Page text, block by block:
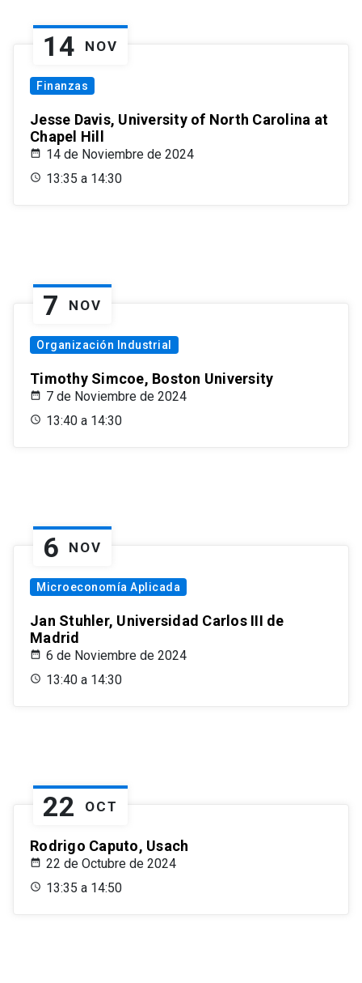
14 NOV
Finanzas
Jesse Davis, University of North Carolina at
Chapel Hill
14 de Noviembre de 2024
13:35 a 14:30
7 NOV
Organización Industrial
Timothy Simcoe, Boston University
7 de Noviembre de 2024
13:40 a 14:30
6 NOV
Microeconomía Aplicada
Jan Stuhler, Universidad Carlos III de
Madrid
6 de Noviembre de 2024
13:40 a 14:30
22 OCT
Rodrigo Caputo, Usach
22 de Octubre de 2024
13:35 a 14:50